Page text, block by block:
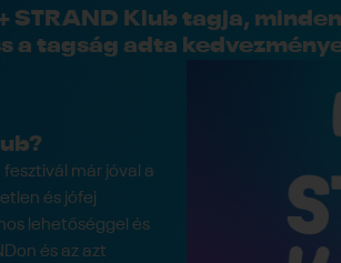
STRAND Klub tagja,
a tagság adta
fesztivál már jóval a
és jófej
lehetőséggel és
és az azt